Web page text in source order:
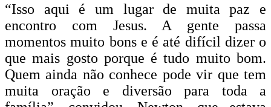
“Isso aqui é um lugar de muita paz e
encontro com Jesus. A gente passa
momentos muito bons e é até difícil dizer o
que mais gosto porque é tudo muito bom.
Quem ainda não conhece pode vir que tem
muita oração e diversão para toda a